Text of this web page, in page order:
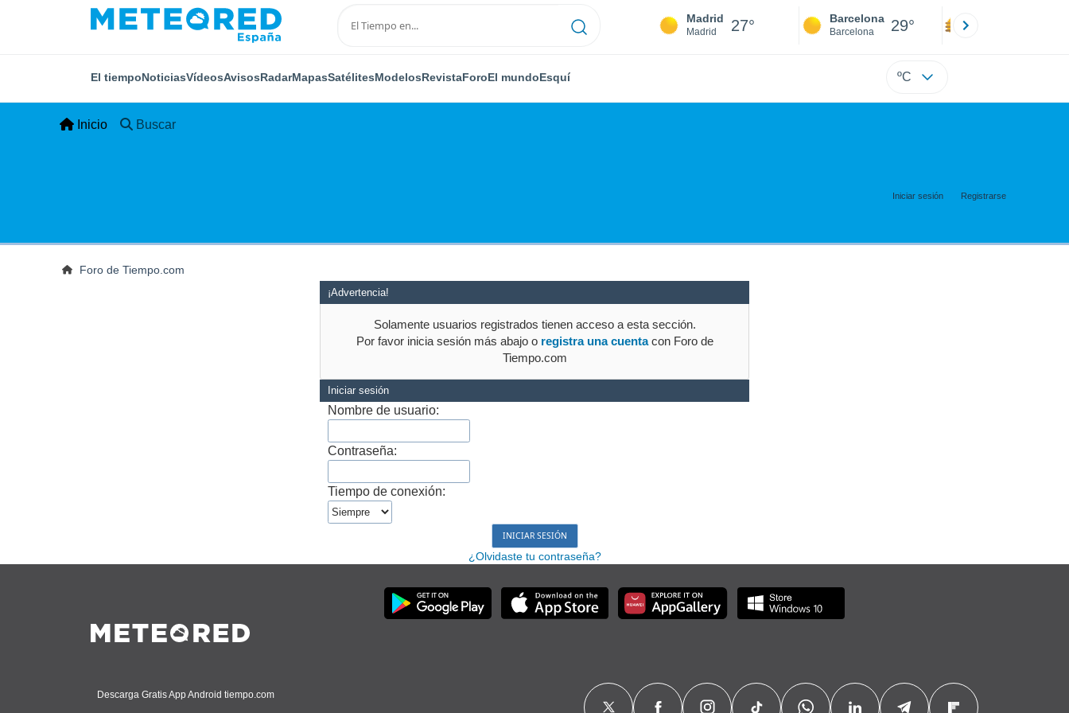
Madrid
Madrid 27° Barcelona
Barcelona 29°
El tiempoNoticiasVídeosAvisosRadarMapasSatélitesModelosRevistaForoEl mundoEsquí ºC
Inicio Buscar
Iniciar sesión Registrarse
Foro de Tiempo.com
¡Advertencia!
Solamente usuarios registrados tienen acceso a esta sección.
Por favor inicia sesión más abajo o registra una cuentacon Foro de
Tiempo.com
Iniciar sesión
Nombre de usuario:
Contraseña:
Tiempo de conexión:
¿Olvidaste tu contraseña?
Descarga Gratis App Android tiempo.com